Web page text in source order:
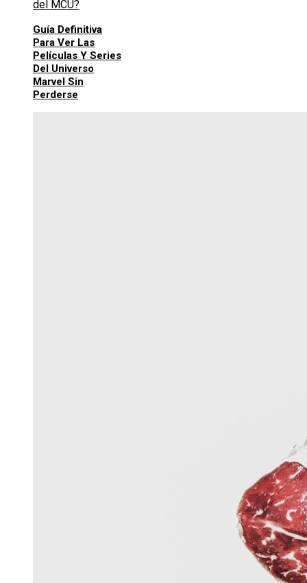
Guía Definitiva
Para Ver Las
Películas Y Series
Del Universo
Marvel Sin
Perderse